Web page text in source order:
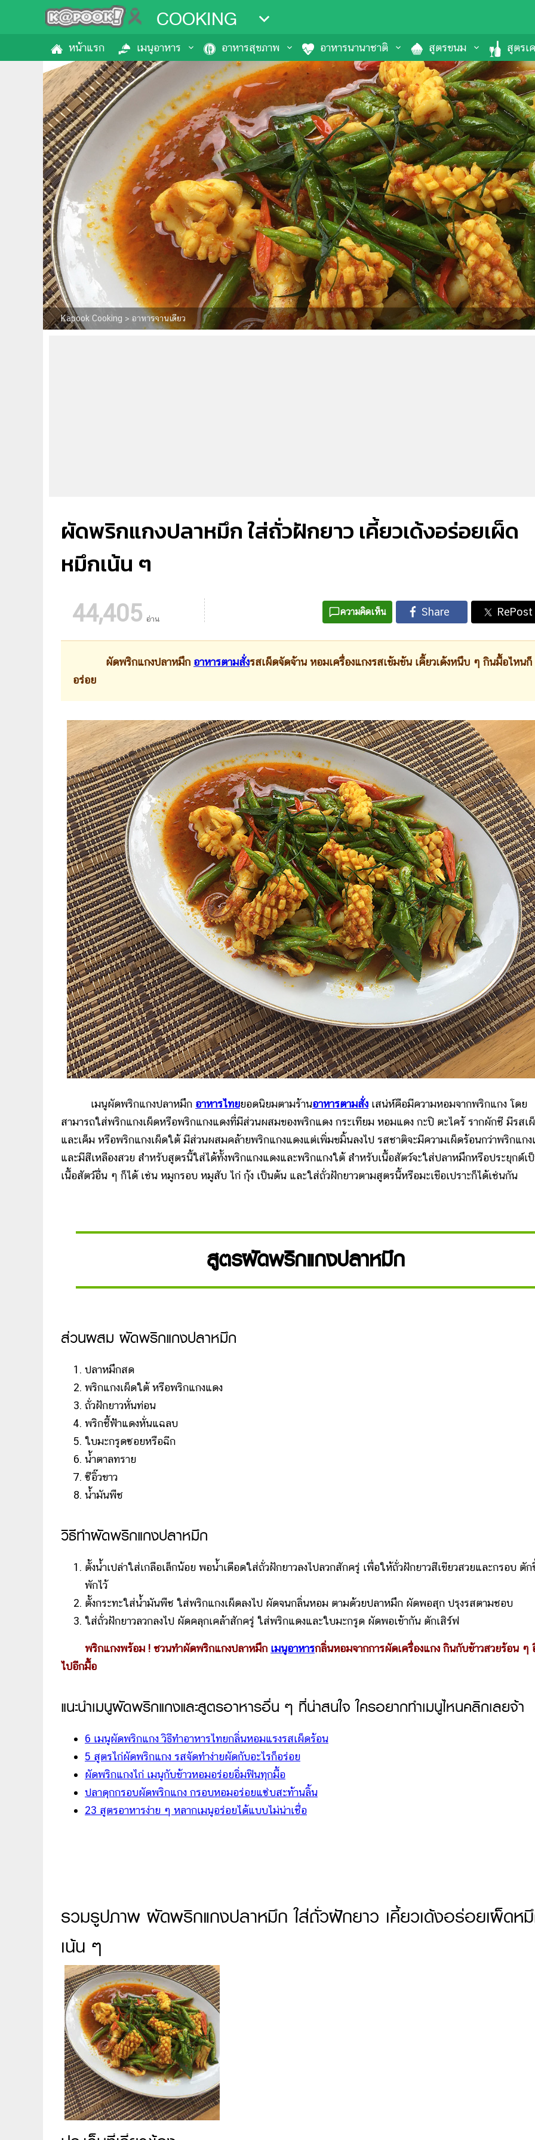
COOKING
หน้าแรก เมนูอาหาร อาหารสุขภาพ อาหารนานาชาติ สูตรขนม สูตรเ
Kapook Cooking > อาหารจานเดียว
ผัดพริกแกงปลาหมึก ใส่ถั่วฝักยาว เคี้ยวเด้งอร่อยเผ็ด
หมึกเน้น ๆ
44,405 อ่าน
ความคิดเห็น
ผัดพริกแกงปลาหมึก อาหารตามสั่งรสเผ็ดจัดจ้าน หอมเครื่องแกงรสเข้มข้น เคี้ยวเด้งหนึบ ๆ กินมื้อไหนก็
อร่อย
เมนูผัดพริกแกงปลาหมึก อาหารไทยยอดนิยมตามร้านอาหารตามสั่ง เสน่ห์คือมีความหอมจากพริกแกง โดย
สามารถใส่พริกแกงเผ็ดหรือพริกแกงแดงที่มีส่วนผสมของพริกแดง กระเทียม หอมแดง กะปิ ตะไคร้ รากผักชี มีรสเ
และเค็ม หรือพริกแกงเผ็ดใต้ มีส่วนผสมคล้ายพริกแกงแดงแต่เพิ่มขมิ้นลงไป รสชาติจะมีความเผ็ดร้อนกว่าพริกแกง
และมีสีเหลืองสวย สำหรับสูตรนี้ใส่ได้ทั้งพริกแกงแดงและพริกแกงใต้ สำหรับเนื้อสัตว์จะใส่ปลาหมึกหรือประยุกต์เ
เนื้อสัตว์อื่น ๆ ก็ได้ เช่น หมูกรอบ หมูสับ ไก่ กุ้ง เป็นต้น และใส่ถั่วฝักยาวตามสูตรนี้หรือมะเขือเปราะก็ได้เช่นกัน
สูตรผัดพริกแกงปลาหมึก
ส่วนผสม ผัดพริกแกงปลาหมึก
ปลาหมึกสด
พริกแกงเผ็ดใต้ หรือพริกแกงแดง
ถั่วฝักยาวหั่นท่อน
พริกชี้ฟ้าแดงหั่นแฉลบ
ใบมะกรูดซอยหรือฉีก
น้ำตาลทราย
ซีอิ๊วขาว
น้ำมันพืช
วิธีทำผัดพริกแกงปลาหมึก
ตั้งน้ำเปล่าใส่เกลือเล็กน้อย พอน้ำเดือดใส่ถั่วฝักยาวลงไปลวกสักครู่ เพื่อให้ถั่วฝักยาวสีเขียวสวยและกรอบ ตั
พักไว้
ตั้งกระทะใส่น้ำมันพืช ใส่พริกแกงเผ็ดลงไป ผัดจนกลิ่นหอม ตามด้วยปลาหมึก ผัดพอสุก ปรุงรสตามชอบ
ใส่ถั่วฝักยาวลวกลงไป ผัดคลุกเคล้าสักครู่ ใส่พริกแดงและใบมะกรูด ผัดพอเข้ากัน ตักเสิร์ฟ
พริกแกงพร้อม ! ชวนทำผัดพริกแกงปลาหมึก เมนูอาหารกลิ่นหอมจากการผัดเครื่องแกง กินกับข้าวสวยร้อน ๆ
ไปอีกมื้อ
แนะนำเมนูผัดพริกแกงและสูตรอาหารอื่น ๆ ที่น่าสนใจ ใครอยากทำเมนูไหนคลิกเลยจ้า
6 เมนูผัดพริกแกง วิธีทำอาหารไทยกลิ่นหอมแรงรสเผ็ดร้อน
5 สูตรไก่ผัดพริกแกง รสจัดทำง่ายผัดกับอะไรก็อร่อย
ผัดพริกแกงไก่ เมนูกับข้าวหอมอร่อยอิ่มฟินทุกมื้อ
ปลาดุกกรอบผัดพริกแกง กรอบหอมอร่อยแซ่บสะท้านลิ้น
23 สูตรอาหารง่าย ๆ หลากเมนูอร่อยได้แบบไม่น่าเชื่อ
รวมรูปภาพ ผัดพริกแกงปลาหมึก ใส่ถั่วฝักยาว เคี้ยวเด้งอร่อยเผ็ดห
เน้น ๆ